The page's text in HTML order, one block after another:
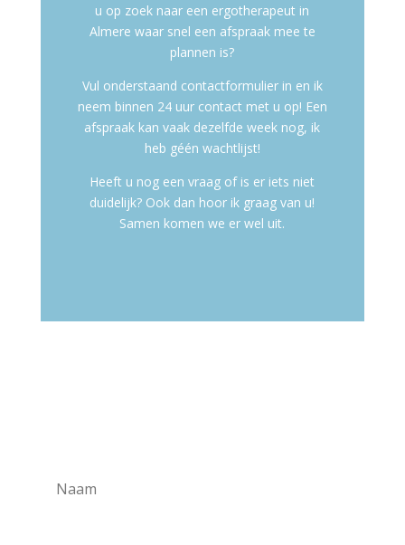
u op zoek naar een ergotherapeut in
Almere waar snel een afspraak mee te
plannen is?
Vul onderstaand contactformulier in en ik
neem binnen 24 uur contact met u op! Een
afspraak kan vaak dezelfde week nog, ik
heb géén wachtlijst!
Heeft u nog een vraag of is er iets niet
duidelijk? Ook dan hoor ik graag van u!
Samen komen we er wel uit.